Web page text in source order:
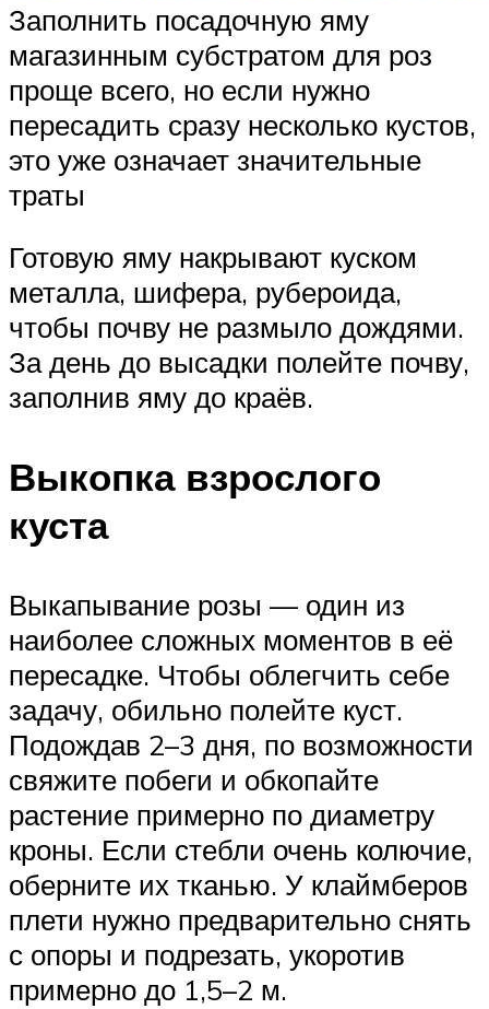
Заполнить посадочную яму
магазинным субстратом для роз
проще всего, но если нужно
пересадить сразу несколько кустов,
это уже означает значительные
траты
Готовую яму накрывают куском
металла, шифера, рубероида,
чтобы почву не размыло дождями.
За день до высадки полейте почву,
заполнив яму до краёв.
Выкопка взрослого
куста
Выкапывание розы — один из
наиболее сложных моментов в её
пересадке. Чтобы облегчить себе
задачу, обильно полейте куст.
Подождав 2–3 дня, по возможности
свяжите побеги и обкопайте
растение примерно по диаметру
кроны. Если стебли очень колючие,
оберните их тканью. У клаймберов
плети нужно предварительно снять
с опоры и подрезать, укоротив
примерно до 1,5–2 м.